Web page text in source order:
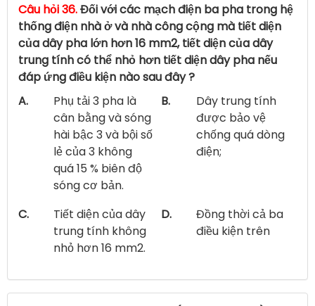
Câu hỏi 36.Đối với các mạch điện ba pha trong hệ
thống điện nhà ở và nhà công cộng mà tiết diện
của dây pha lớn hơn 16 mm2, tiết diện của dây
trung tính có thể nhỏ hơn tiết diện dây pha nếu
đáp ứng điều kiện nào sau đây ?
A.
Phụ tải 3 pha là
cân bằng và sóng
hài bậc 3 và bội số
lẻ của 3 không
quá 15 % biên độ
sóng cơ bản.
B.
Dây trung tính
được bảo vệ
chống quá dòng
điện;
C.
Tiết diện của dây
trung tính không
nhỏ hơn 16 mm2.
D.
Đồng thời cả ba
điều kiện trên